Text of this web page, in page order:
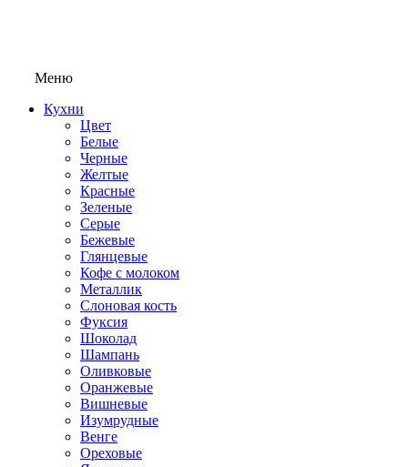
Меню
Кухни
Цвет
Белые
Черные
Желтые
Красные
Зеленые
Серые
Бежевые
Глянцевые
Кофе с молоком
Металлик
Слоновая кость
Фуксия
Шоколад
Шампань
Оливковые
Оранжевые
Вишневые
Изумрудные
Венге
Ореховые